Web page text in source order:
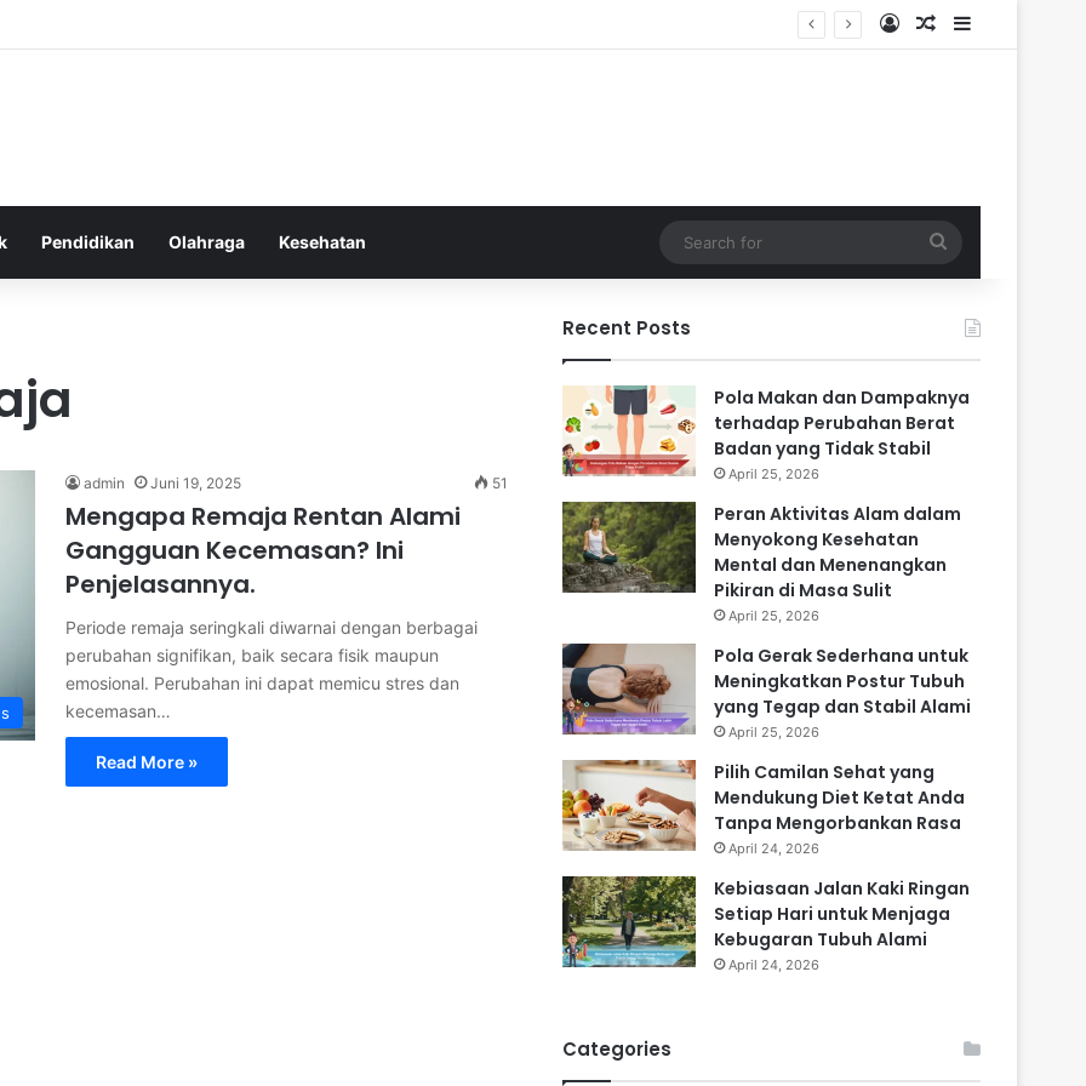
Log InRandom Article
Sidebar
Pendidikan Olahraga Kesehatan
for
admin Juni 19, 2025 51
Mengapa Remaja Rentan Alami
Gangguan Kecemasan? Ini
Penjelasannya.
Periode remaja seringkali diwarnai dengan berbagai
perubahan signifikan, baik secara fisik maupun
emosional. Perubahan ini dapat memicu stres dan
kecemasan…
Read More »
Recent Posts
Pola Makan dan Dampaknya
terhadap Perubahan Berat
Badan yang Tidak Stabil
April 25, 2026
Peran Aktivitas Alam dalam
Menyokong Kesehatan
Mental dan Menenangkan
Pikiran di Masa Sulit
April 25, 2026
Pola Gerak Sederhana untuk
Meningkatkan Postur Tubuh
yang Tegap dan Stabil Alami
April 25, 2026
Pilih Camilan Sehat yang
Mendukung Diet Ketat Anda
Tanpa Mengorbankan Rasa
April 24, 2026
Kebiasaan Jalan Kaki Ringan
Setiap Hari untuk Menjaga
Kebugaran Tubuh Alami
April 24, 2026
Categories